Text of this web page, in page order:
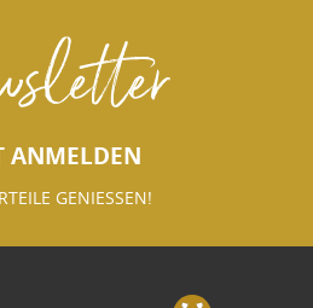
ANMELDEN
GENIESSEN!